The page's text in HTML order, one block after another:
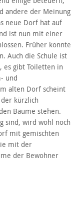
andere der Meinung
neue Dorf hat auf
ist nun mit einer
Früher konnte
Auch die Schule ist
es gibt Toiletten in
und
alten Dorf scheint
kürzlich
Bäume stehen.
sind, wird wohl noch
mit gemischten
mit der
der Bewohner